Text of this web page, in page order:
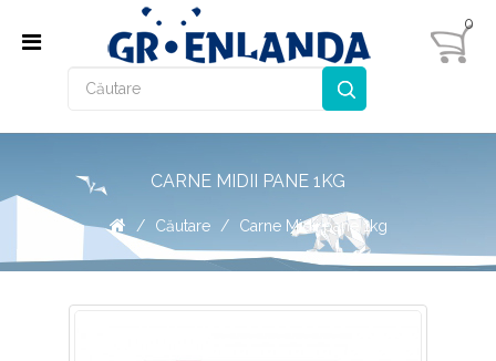
0
CARNE MIDII PANE 1KG
Căutare Carne Midii pane 1kg